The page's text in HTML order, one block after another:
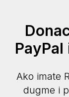
Ako imate
dugme i